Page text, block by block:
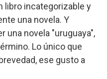
libro incategorizable y
una novela. Y
una novela "uruguaya",
Lo único que
ese gusto a